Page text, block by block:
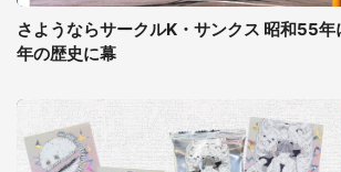
さようならサークルK・サンクス 昭和55
年の歴史に幕